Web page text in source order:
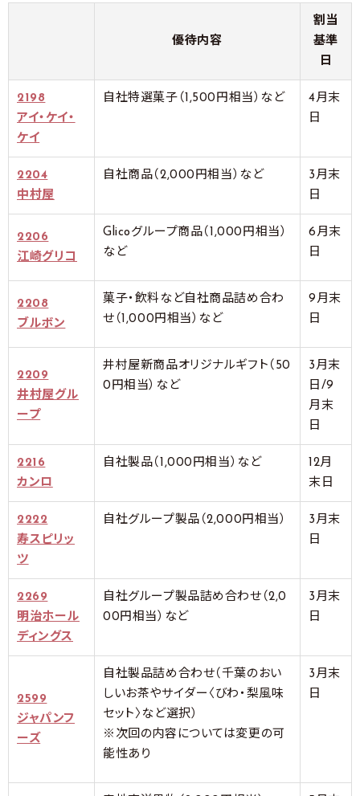
優待内容
割当
基準
日
2198
アイ・ケイ・
ケイ
自社特選菓子（1,500円相当）など
4月末
日
2204
中村屋
自社商品（2,000円相当）など
3月末
日
2206
江崎グリコ
Glicoグループ商品（1,000円相当）
など
6月末
日
2208
ブルボン
菓子・飲料など自社商品詰め合わ
せ（1,000円相当）など
9月末
日
2209
井村屋グル
ープ
井村屋新商品オリジナルギフト（50
0円相当）など
3月末
日/9
月末
日
2216
カンロ
自社製品（1,000円相当）など
12月
末日
2222
寿スピリッ
ツ
自社グループ製品（2,000円相当）
3月末
日
2269
明治ホール
ディングス
自社グループ製品詰め合わせ（2,0
00円相当）など
3月末
日
2599
ジャパンフ
ーズ
自社製品詰め合わせ（千葉のおい
しいお茶やサイダー〈びわ・梨風味
セット〉など選択）
※次回の内容については変更の可
能性あり
3月末
日